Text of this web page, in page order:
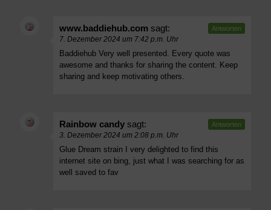
www.baddiehub.com sagt:
7. Dezember 2024 um 7:42 p.m. Uhr
Baddiehub Very well presented. Every quote was
awesome and thanks for sharing the content. Keep
sharing and keep motivating others.
Antworten
Rainbow candy sagt:
3. Dezember 2024 um 2:08 p.m. Uhr
Glue Dream strain I very delighted to find this
internet site on bing, just what I was searching for as
well saved to fav
Antworten